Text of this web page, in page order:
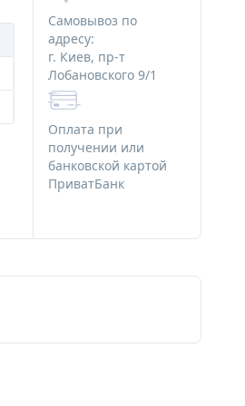
тара
тара
косметики
мыловара
бумага
Самовывоз по
адресу:
г. Киев, пр-т
Лобановского 9/1
Оплата при
получении или
банковской картой
ПриватБанк